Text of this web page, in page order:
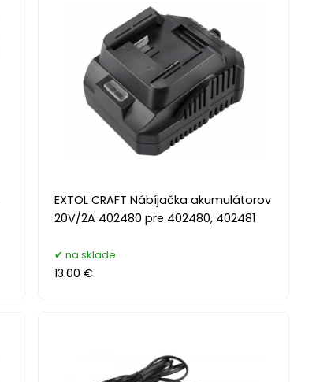
EXTOL CRAFT Nábíjačka akumulátorov
20V/2A 402480 pre 402480, 402481
na sklade
13.00 €